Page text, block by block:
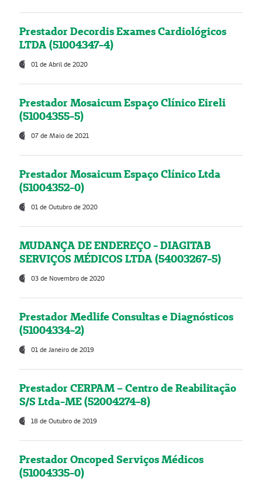
Prestador Decordis Exames Cardiológicos
LTDA (51004347-4)
01 de Abril de 2020
Prestador Mosaicum Espaço Clínico Eireli
(51004355-5)
07 de Maio de 2021
Prestador Mosaicum Espaço Clínico Ltda
(51004352-0)
01 de Outubro de 2020
MUDANÇA DE ENDEREÇO - DIAGITAB
SERVIÇOS MÉDICOS LTDA (54003267-5)
03 de Novembro de 2020
Prestador Medlife Consultas e Diagnósticos
(51004334-2)
01 de Janeiro de 2019
Prestador CERPAM – Centro de Reabilitação
S/S Ltda-ME (52004274-8)
18 de Outubro de 2019
Prestador Oncoped Serviços Médicos
(51004335-0)